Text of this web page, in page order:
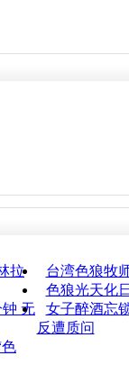
拉
台湾色狼牧
色狼光天化
无
女子醉酒忘
反遭质问